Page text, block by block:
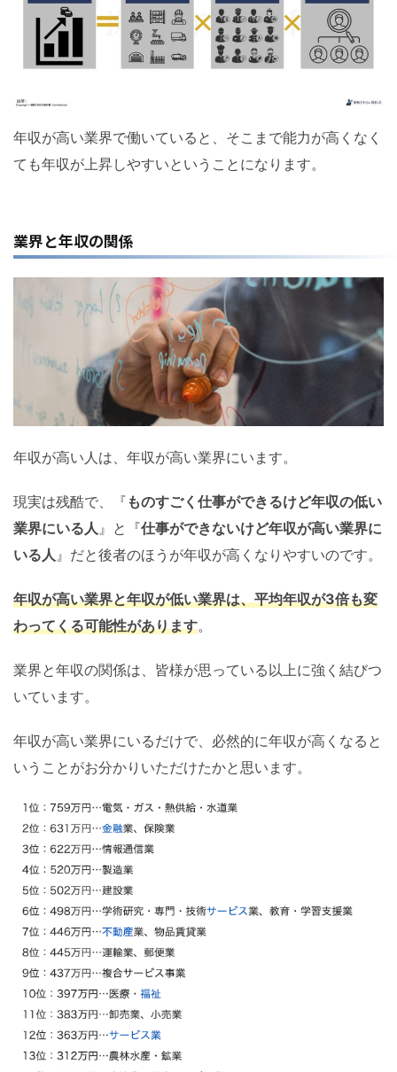
年収が高い業界で働いていると、そこまで能力が高くなく
ても年収が上昇しやすいということになります。
業界と年収の関係
年収が高い人は、年収が高い業界にいます。
現実は残酷で、『 ものすごく仕事ができるけど年収の低い
業界にいる人 』と『仕事ができないけど年収が高い業界に
いる人 』だと後者のほうが年収が高くなりやすいのです。
年収が高い業界と年収が低い業界は、平均年収が3倍も変
わってくる可能性があります。
業界と年収の関係は、皆様が思っている以上に強く結びつ
いています。
年収が高い業界にいるだけで、必然的に年収が高くなると
いうことがお分かりいただけたかと思います。